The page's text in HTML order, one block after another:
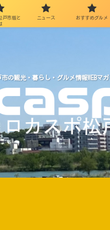
の観光・暮らし・グルメ情報WEBマ
戸市版と
ニュース おすすめグルメ